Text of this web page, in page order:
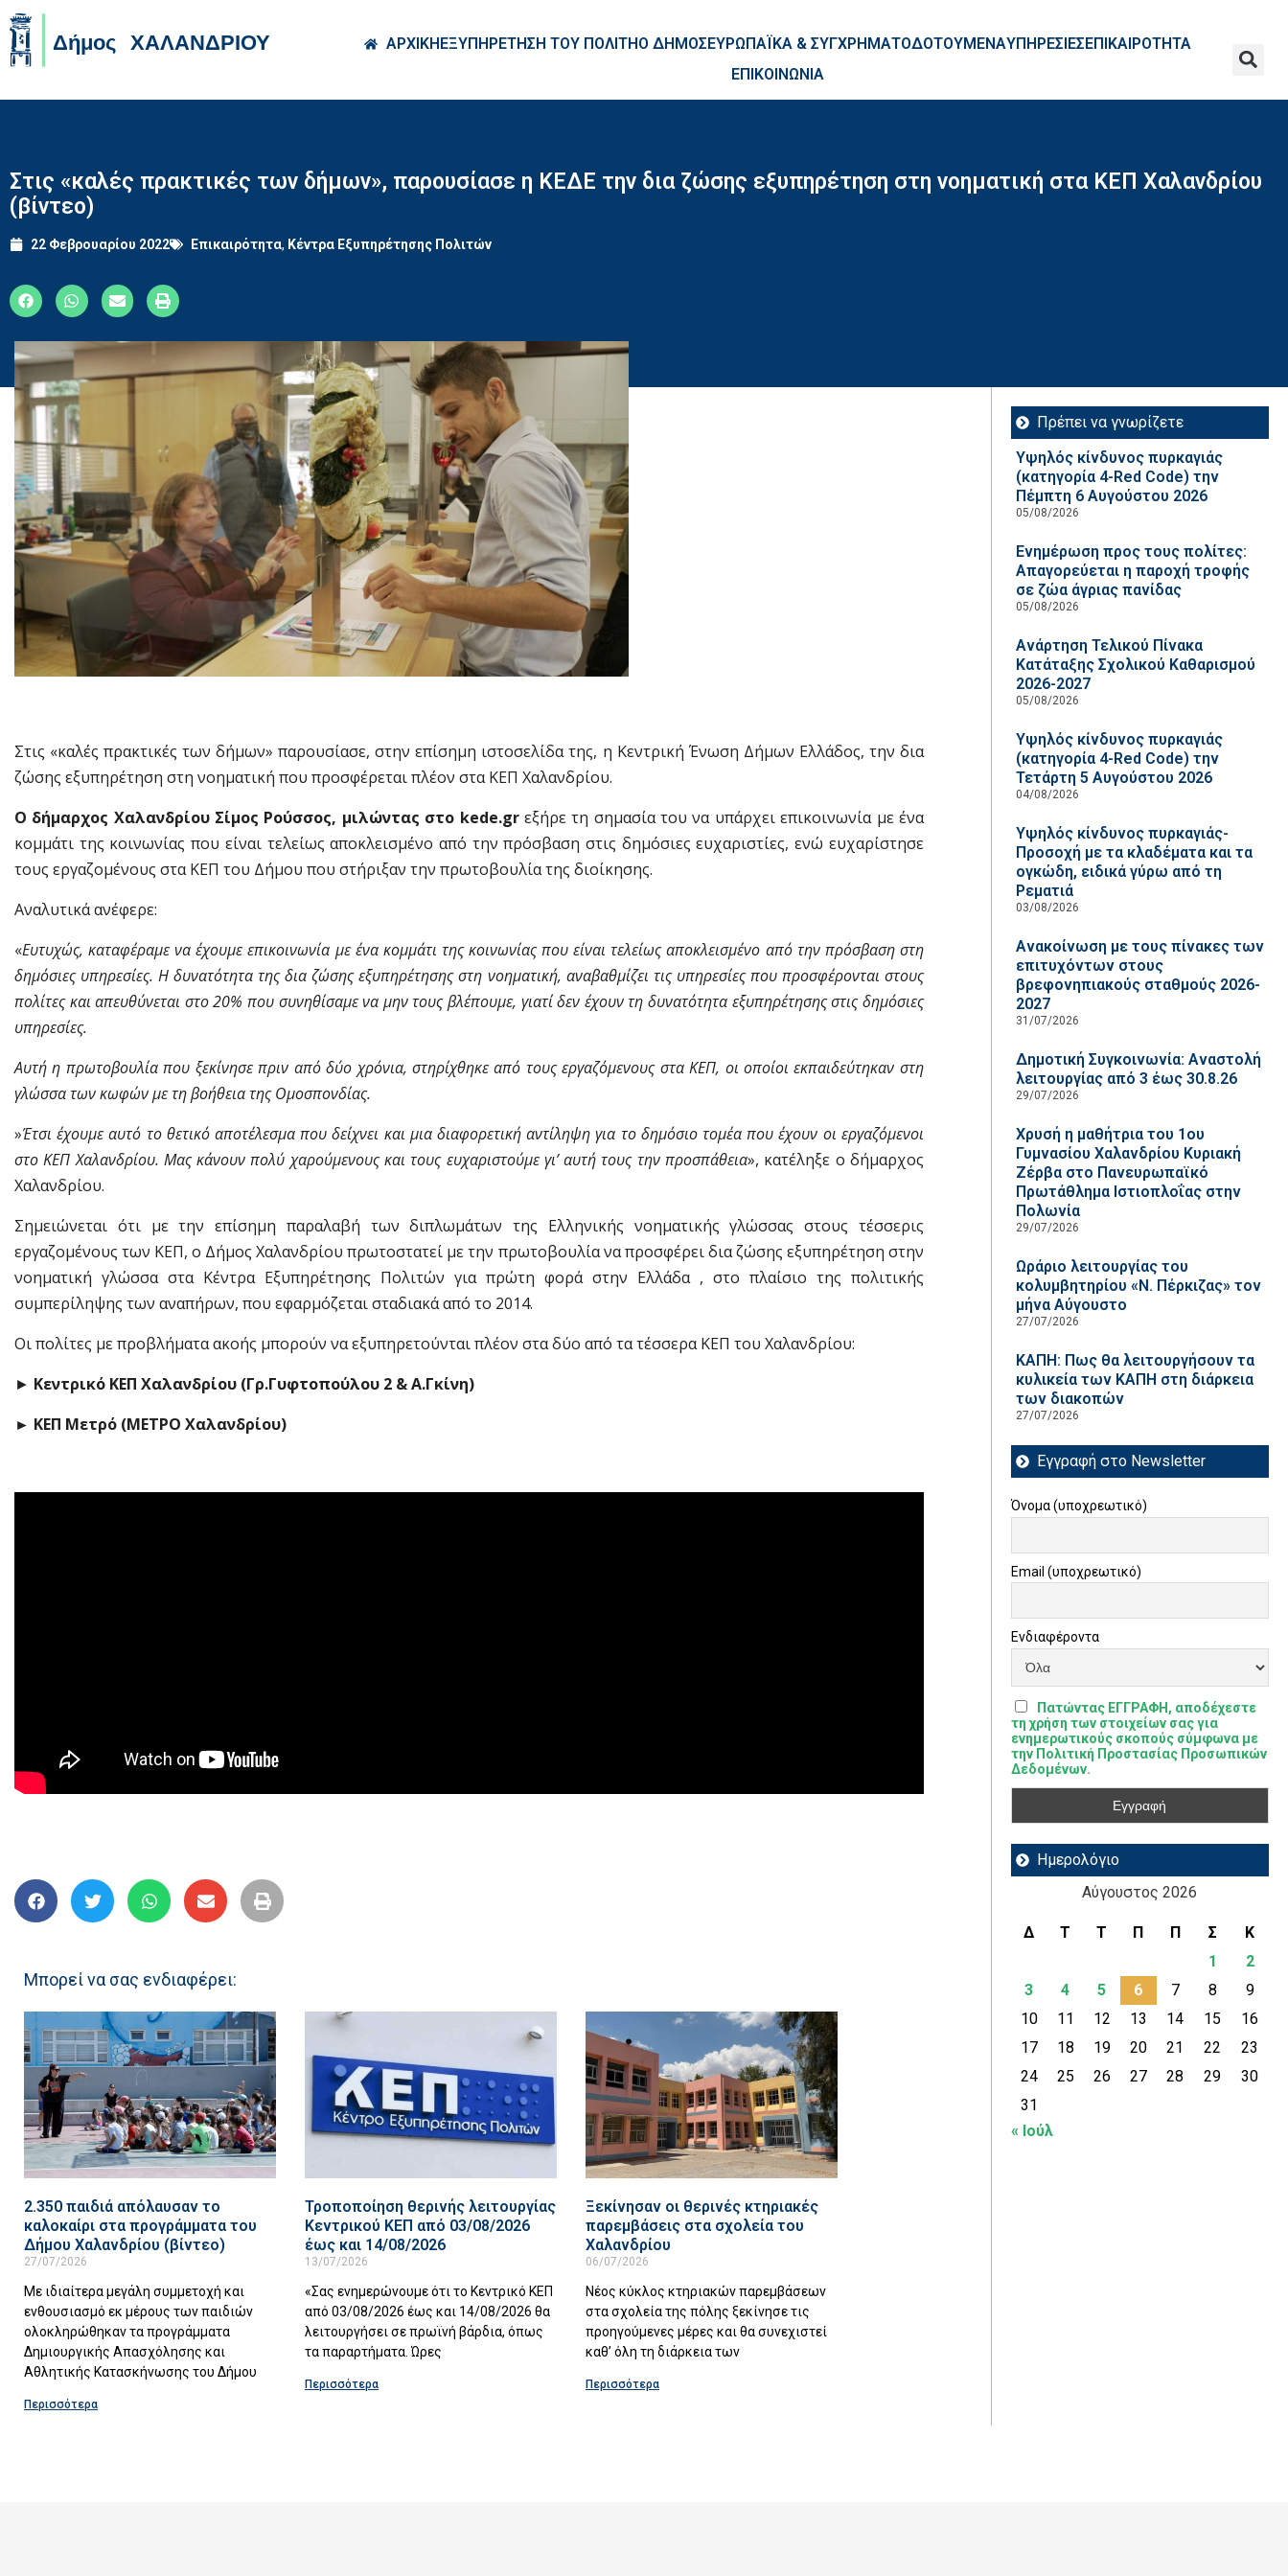
ΑΡΧΙΚΗΕΞΥΠΗΡΕΤΗΣΗ ΤΟΥ ΠΟΛΙΤΗΟ ΔΗΜΟΣΕΥΡΩΠΑΪΚΑ & ΣΥΓΧΡΗΜΑΤΟΔΟΤΟΥΜΕΝΑΥΠΗΡΕΣΙΕΣΕΠΙΚΑΙΡΟΤΗΤΑ
ΕΠΙΚΟΙΝΩΝΙΑ
Στις «καλές πρακτικές των δήμων», παρουσίασε η ΚΕΔΕ την δια ζώσης εξυπηρέτηση στη νοηματική στα ΚΕΠ Χαλανδρίου
(βίντεο)
22 Φεβρουαρίου 2022 Επικαιρότητα, Κέντρα Εξυπηρέτησης Πολιτών
Στις «καλές πρακτικές των δήμων» παρουσίασε, στην επίσημη ιστοσελίδα της, η Κεντρική Ένωση Δήμων Ελλάδος, την δια
ζώσης εξυπηρέτηση στη νοηματική που προσφέρεται πλέον στα ΚΕΠ Χαλανδρίου.
Ο δήμαρχος Χαλανδρίου Σίμος Ρούσσος, μιλώντας στο kede.grεξήρε τη σημασία του να υπάρχει επικοινωνία με ένα
κομμάτι της κοινωνίας που είναι τελείως αποκλεισμένο από την πρόσβαση στις δημόσιες ευχαριστίες, ενώ ευχαρίστησε
τους εργαζομένους στα ΚΕΠ του Δήμου που στήριξαν την πρωτοβουλία της διοίκησης.
Αναλυτικά ανέφερε:
«Ευτυχώς, καταφέραμε να έχουμε επικοινωνία με ένα κομμάτι της κοινωνίας που είναι τελείως αποκλεισμένο από την πρόσβαση στη
δημόσιες υπηρεσίες. Η δυνατότητα της δια ζώσης εξυπηρέτησης στη νοηματική, αναβαθμίζει τις υπηρεσίες που προσφέρονται στους
πολίτες και απευθύνεται στο 20% που συνηθίσαμε να μην τους βλέπουμε, γιατί δεν έχουν τη δυνατότητα εξυπηρέτησης στις δημόσιες
υπηρεσίες.
Αυτή η πρωτοβουλία που ξεκίνησε πριν από δύο χρόνια, στηρίχθηκε από τους εργαζόμενους στα ΚΕΠ, οι οποίοι εκπαιδεύτηκαν στη
γλώσσα των κωφών με τη βοήθεια της Ομοσπονδίας.
»Έτσι έχουμε αυτό το θετικό αποτέλεσμα που δείχνει και μια διαφορετική αντίληψη για το δημόσιο τομέα που έχουν οι εργαζόμενοι
στο ΚΕΠ Χαλανδρίου. Μας κάνουν πολύ χαρούμενους και τους ευχαριστούμε γι’ αυτή τους την προσπάθεια», κατέληξε ο δήμαρχος
Χαλανδρίου.
Σημειώνεται ότι με την επίσημη παραλαβή των διπλωμάτων της Ελληνικής νοηματικής γλώσσας στους τέσσερις
εργαζομένους των ΚΕΠ, ο Δήμος Χαλανδρίου πρωτοστατεί με την πρωτοβουλία να προσφέρει δια ζώσης εξυπηρέτηση στην
νοηματική γλώσσα στα Κέντρα Εξυπηρέτησης Πολιτών για πρώτη φορά στην Ελλάδα , στο πλαίσιο της πολιτικής
συμπερίληψης των αναπήρων, που εφαρμόζεται σταδιακά από το 2014.
Οι πολίτες με προβλήματα ακοής μπορούν να εξυπηρετούνται πλέον στα δύο από τα τέσσερα ΚΕΠ του Χαλανδρίου:
► Κεντρικό ΚΕΠ Χαλανδρίου (Γρ.Γυφτοπούλου 2 & Α.Γκίνη)
► ΚΕΠ Μετρό (ΜΕΤΡΟ Χαλανδρίου)
Μπορεί να σας ενδιαφέρει:
2.350 παιδιά απόλαυσαν το
καλοκαίρι στα προγράμματα του
Δήμου Χαλανδρίου (βίντεο)
27/07/2026
Με ιδιαίτερα μεγάλη συμμετοχή και
ενθουσιασμό εκ μέρους των παιδιών
ολοκληρώθηκαν τα προγράμματα
Δημιουργικής Απασχόλησης και
Αθλητικής Κατασκήνωσης του Δήμου
Περισσότερα
Τροποποίηση θερινής λειτουργίας
Κεντρικού ΚΕΠ από 03/08/2026
έως και 14/08/2026
13/07/2026
«Σας ενημερώνουμε ότι το Κεντρικό ΚΕΠ
από 03/08/2026 έως και 14/08/2026 θα
λειτουργήσει σε πρωϊνή βάρδια, όπως
τα παραρτήματα. Ώρες
Περισσότερα
Ξεκίνησαν οι θερινές κτηριακές
παρεμβάσεις στα σχολεία του
Χαλανδρίου
06/07/2026
Νέος κύκλος κτηριακών παρεμβάσεων
στα σχολεία της πόλης ξεκίνησε τις
προηγούμενες μέρες και θα συνεχιστεί
καθ’ όλη τη διάρκεια των
Περισσότερα
Πρέπει να γνωρίζετε
Υψηλός κίνδυνος πυρκαγιάς
(κατηγορία 4-Red Code) την
Πέμπτη 6 Αυγούστου 2026
05/08/2026
Ενημέρωση προς τους πολίτες:
Απαγορεύεται η παροχή τροφής
σε ζώα άγριας πανίδας
05/08/2026
Ανάρτηση Τελικού Πίνακα
Κατάταξης Σχολικού Καθαρισμού
2026-2027
05/08/2026
Υψηλός κίνδυνος πυρκαγιάς
(κατηγορία 4-Red Code) την
Τετάρτη 5 Αυγούστου 2026
04/08/2026
Υψηλός κίνδυνος πυρκαγιάς-
Προσοχή με τα κλαδέματα και τα
ογκώδη, ειδικά γύρω από τη
Ρεματιά
03/08/2026
Ανακοίνωση με τους πίνακες των
επιτυχόντων στους
βρεφονηπιακούς σταθμούς 2026-
2027
31/07/2026
Δημοτική Συγκοινωνία: Αναστολή
λειτουργίας από 3 έως 30.8.26
29/07/2026
Χρυσή η μαθήτρια του 1ου
Γυμνασίου Χαλανδρίου Κυριακή
Ζέρβα στο Πανευρωπαϊκό
Πρωτάθλημα Ιστιοπλοΐας στην
Πολωνία
29/07/2026
Ωράριο λειτουργίας του
κολυμβητηρίου «Ν. Πέρκιζας» τον
μήνα Αύγουστο
27/07/2026
ΚΑΠΗ: Πως θα λειτουργήσουν τα
κυλικεία των ΚΑΠΗ στη διάρκεια
των διακοπών
27/07/2026
Εγγραφή στο Newsletter
Όνομα (υποχρεωτικό)
Email (υποχρεωτικό)
Ενδιαφέροντα
Πατώντας ΕΓΓΡΑΦΗ, αποδέχεστε
τη χρήση των στοιχείων σας για
ενημερωτικούς σκοπούς σύμφωνα με
την Πολιτική Προστασίας Προσωπικών
Δεδομένων.
Ημερολόγιο
Αύγουστος 2026
Δ Τ Τ Π Π Σ
Κ
1
2
3
4 5 6 7 8
9
10
11 12 13 14 15
16
17
18 19 20 21 22
23
24
25 26 27 28 29
30
31
« Ιούλ